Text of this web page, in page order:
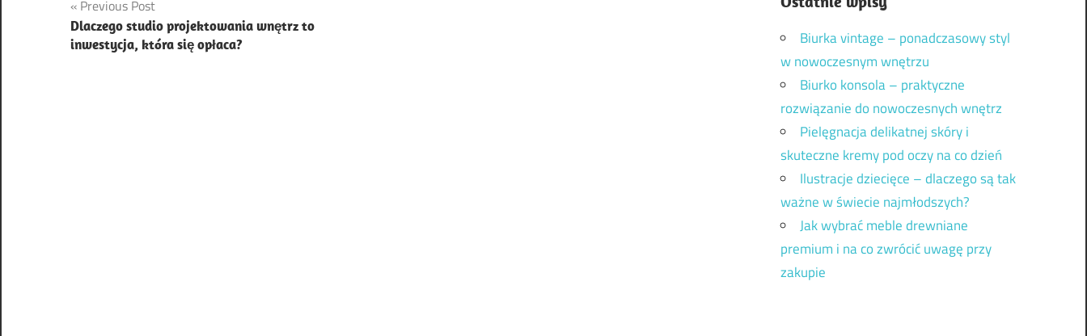
Nawigacja
wpisu
Previous Post
Dlaczego studio projektowania wnętrz to
inwestycja, która się opłaca?
Biurka vintage – ponadczasowy styl
w nowoczesnym wnętrzu
Biurko konsola – praktyczne
rozwiązanie do nowoczesnych wnętrz
Pielęgnacja delikatnej skóry i
skuteczne kremy pod oczy na co dzień
Ilustracje dziecięce – dlaczego są tak
ważne w świecie najmłodszych?
Jak wybrać meble drewniane
premium i na co zwrócić uwagę przy
zakupie